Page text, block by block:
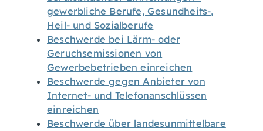
gewerbliche Berufe, Gesundheits-,
Heil- und Sozialberufe
Beschwerde bei Lärm- oder
Geruchsemissionen von
Gewerbebetrieben einreichen
Beschwerde gegen Anbieter von
Internet- und Telefonanschlüssen
einreichen
Beschwerde über landesunmittelbare